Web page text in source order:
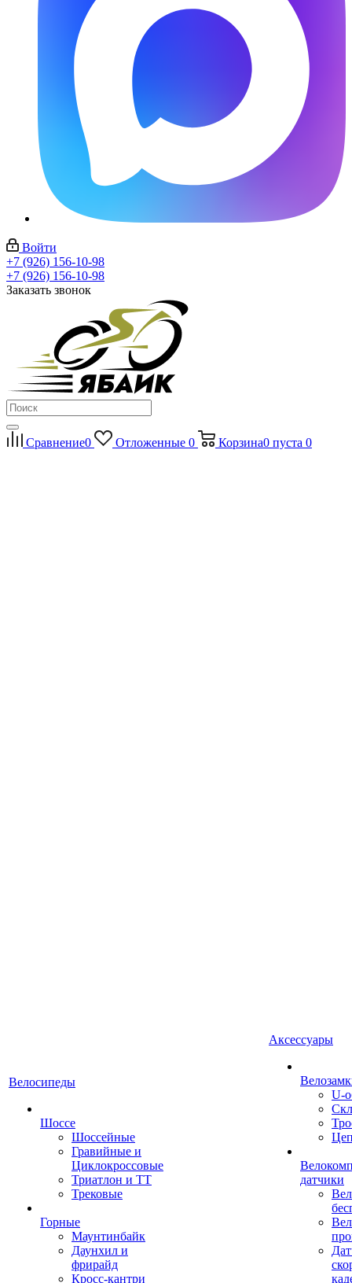
Войти
+7 (926) 156-10-98
+7 (926) 156-10-98
Заказать звонок
Сравнение0 Отложенные 0 Корзина0 пуста 0
Велосипеды
Шоссе
Шоссейные
Гравийные и
Циклокроссовые
Триатлон и ТТ
Трековые
Горные
Маунтинбайк
Даунхил и
фрирайд
Кросс-кантри
Аксессуары
U-
датчики